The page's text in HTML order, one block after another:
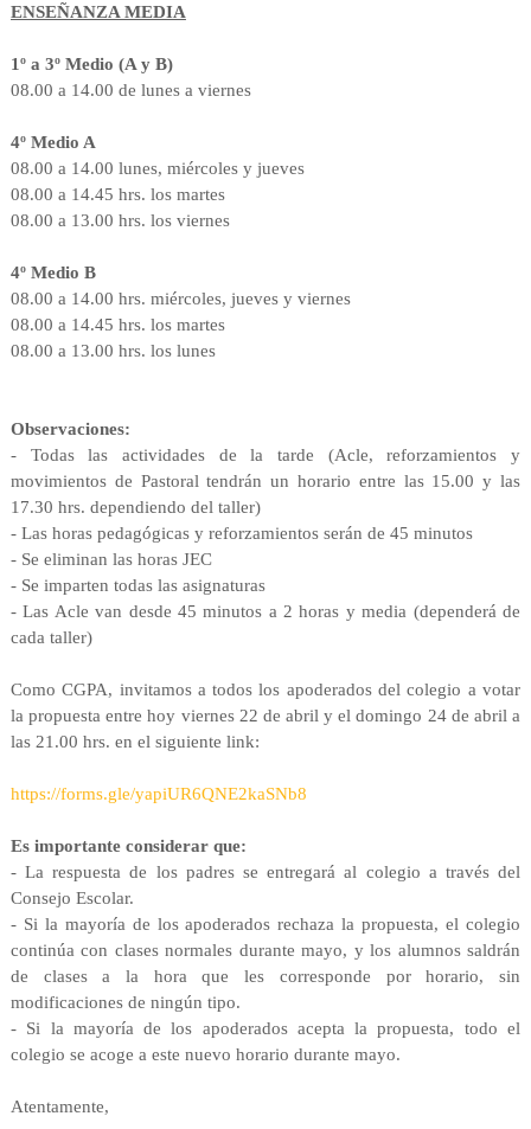
ENSEÑANZA MEDIA
1º a 3º Medio (A y B)
08.00 a 14.00 de lunes a viernes
4º Medio A
08.00 a 14.00 lunes, miércoles y jueves
08.00 a 14.45 hrs. los martes
08.00 a 13.00 hrs. los viernes
4º Medio B
08.00 a 14.00 hrs. miércoles, jueves y viernes
08.00 a 14.45 hrs. los martes
08.00 a 13.00 hrs. los lunes
Observaciones:
- Todas las actividades de la tarde (Acle, reforzamientos y
movimientos de Pastoral tendrán un horario entre las 15.00 y las
17.30 hrs. dependiendo del taller)
- Las horas pedagógicas y reforzamientos serán de 45 minutos
- Se eliminan las horas JEC
- Se imparten todas las asignaturas
- Las Acle van desde 45 minutos a 2 horas y media (dependerá de
cada taller)
Como CGPA, invitamos a todos los apoderados del colegio a votar
la propuesta entre hoy viernes 22 de abril y el domingo 24 de abril a
las 21.00 hrs. en el siguiente link:
https://forms.gle/yapiUR6QNE2kaSNb8
Es importante considerar que:
- La respuesta de los padres se entregará al colegio a través del
Consejo Escolar.
- Si la mayoría de los apoderados rechaza la propuesta, el colegio
continúa con clases normales durante mayo, y los alumnos saldrán
de clases a la hora que les corresponde por horario, sin
modificaciones de ningún tipo.
- Si la mayoría de los apoderados acepta la propuesta, todo el
colegio se acoge a este nuevo horario durante mayo.
Atentamente,